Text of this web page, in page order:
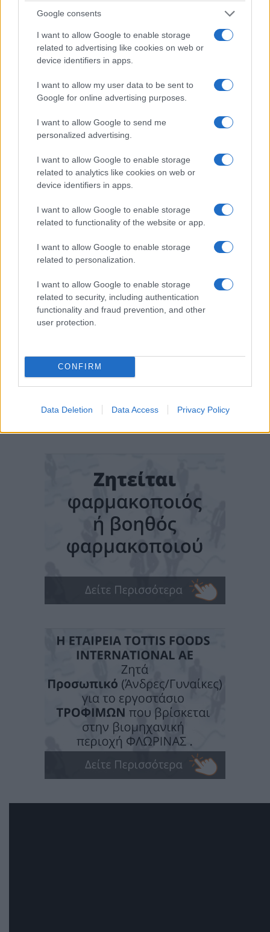
Google consents
I want to allow Google to enable storage
related to advertising like cookies on web or
device identifiers in apps.
I want to allow my user data to be sent to
Google for online advertising purposes.
I want to allow Google to send me
personalized advertising.
I want to allow Google to enable storage
related to analytics like cookies on web or
device identifiers in apps.
I want to allow Google to enable storage
related to functionality of the website or app.
I want to allow Google to enable storage
related to personalization.
I want to allow Google to enable storage
related to security, including authentication
functionality and fraud prevention, and other
user protection.
CONFIRM
Data Deletion Data Access Privacy Policy